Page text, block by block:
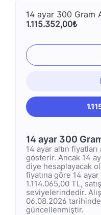
14 ayar 300 Gram
1.115.352,00₺
14 ayar 300
14 ayar altın
gösterir. Ancak 14
diye hesaplayacak
fiyatına göre 14 ayar
1.114.065,00 TL,
seviyelerindedir.
06.08.2026
güncellenmiştir.